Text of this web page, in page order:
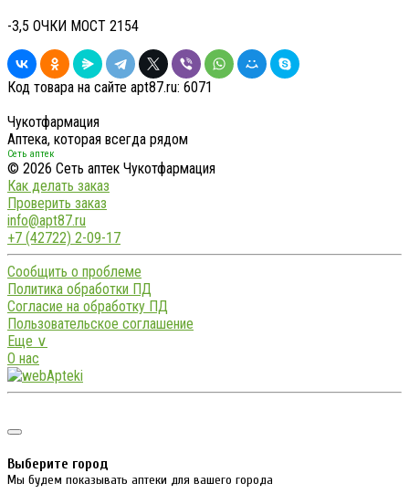
-3,5 ОЧКИ MOCT 2154
Код товара на сайте apt87.ru: 6071
Чукотфармация
Аптека, которая всегда рядом
Сеть аптек
© 2026 Сеть аптек Чукотфармация
Как делать заказ
Проверить заказ
info@apt87.ru
+7 (42722) 2-09-17
Сообщить о проблеме
Политика обработки ПД
Согласие на обработку ПД
Пользовательское соглашение
Еще ∨
О нас
Выберите город
Мы будем показывать аптеки для вашего города